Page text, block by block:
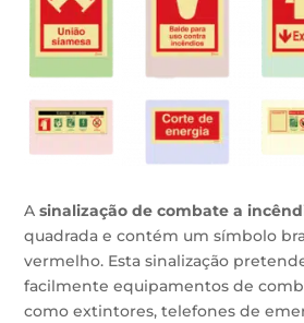
Asinalização de combate a
quadrada e contém um símbolo
vermelho. Esta sinalização
facilmente equipamentos de
como extintores, telefones de